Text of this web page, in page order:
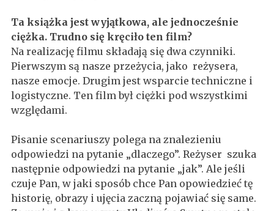
Ta książka jest wyjątkowa, ale jednocześnie
ciężka. Trudno się kręciło ten film?
Na realizację filmu składają się dwa czynniki.
Pierwszym są nasze przeżycia, jako reżysera,
nasze emocje. Drugim jest wsparcie techniczne i
logistyczne. Ten film był ciężki pod wszystkimi
względami.
Pisanie scenariuszy polega na znalezieniu
odpowiedzi na pytanie „dlaczego”. Reżyser szuka
następnie odpowiedzi na pytanie „jak”. Ale jeśli
czuje Pan, w jaki sposób chce Pan opowiedzieć tę
historię, obrazy i ujęcia zaczną pojawiać się same.